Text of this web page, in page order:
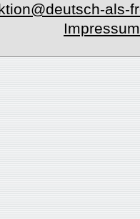
als-
Impressum